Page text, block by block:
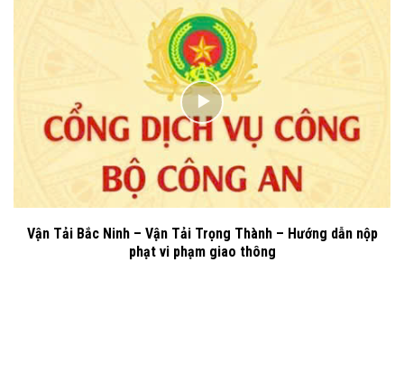
Vận Tải Bắc Ninh – Vận Tải Trọng Thành – Hướng dẫn nộp
phạt vi phạm giao thông